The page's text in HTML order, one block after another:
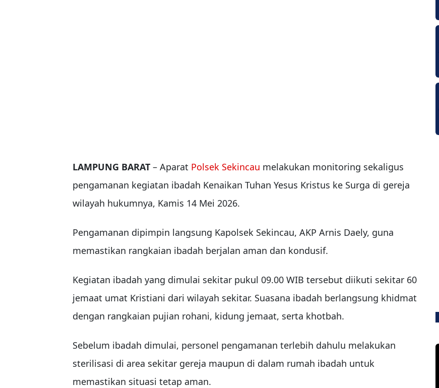
LAMPUNG BARAT – Aparat Polsek Sekincau melakukan monitoring sekaligus
pengamanan kegiatan ibadah Kenaikan Tuhan Yesus Kristus ke Surga di gereja
wilayah hukumnya, Kamis 14 Mei 2026.
Pengamanan dipimpin langsung Kapolsek Sekincau, AKP Arnis Daely, guna
memastikan rangkaian ibadah berjalan aman dan kondusif.
Kegiatan ibadah yang dimulai sekitar pukul 09.00 WIB tersebut diikuti sekitar 60
jemaat umat Kristiani dari wilayah sekitar. Suasana ibadah berlangsung khidmat
dengan rangkaian pujian rohani, kidung jemaat, serta khotbah.
Sebelum ibadah dimulai, personel pengamanan terlebih dahulu melakukan
sterilisasi di area sekitar gereja maupun di dalam rumah ibadah untuk
memastikan situasi tetap aman.